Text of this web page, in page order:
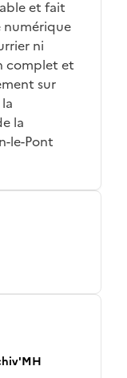
et fait
ni
complet et
sur
la
le-Pont